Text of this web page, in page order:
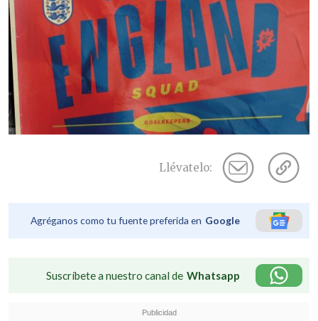
Llévatelo:
Agréganos como tu fuente preferida en Google
Suscríbete a nuestro canal de Whatsapp